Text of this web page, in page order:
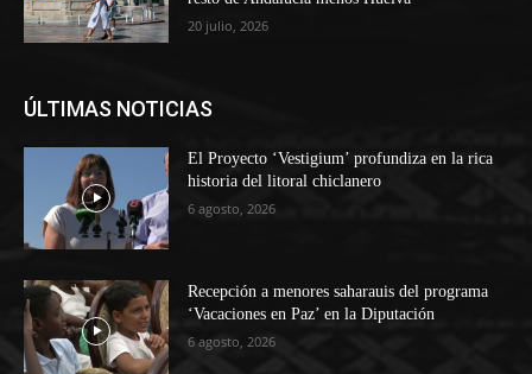
20 julio, 2026
ÚLTIMAS NOTICIAS
El Proyecto ‘Vestigium’ profundiza en la rica
historia del litoral chiclanero
6 agosto, 2026
Recepción a menores saharauis del programa
‘Vacaciones en Paz’ en la Diputación
6 agosto, 2026